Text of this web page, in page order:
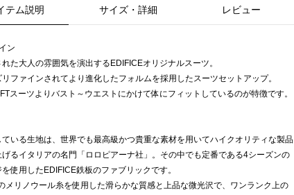
テム説明 サイズ・詳細 レビュー
ン
た大人の雰囲気を演出するEDIFICEオリジナルスーツ。
ファインされてより進化したフォルムを採用したスーツセットアップ。
スーツよりバスト～ウエストにかけて体にフィットしているのが特徴です。
ている生地は、世界でも最高級かつ貴重な素材を用いてハイクオリティな製品
げるイタリアの名門「ロロピアーナ社」。その中でも定番である4シーズンの
使用したEDIFICE鉄板のファブリックです。
メリノウール糸を使用した滑らかな質感と上品な微光沢で、ワンランク上の